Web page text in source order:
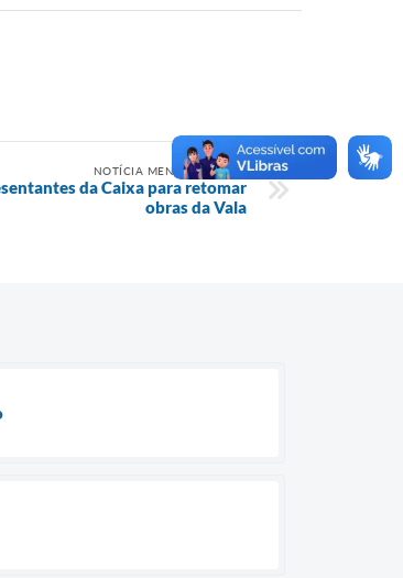
NOTÍCIA MENOS RECENTE
da Caixa para retomar
obras da Vala